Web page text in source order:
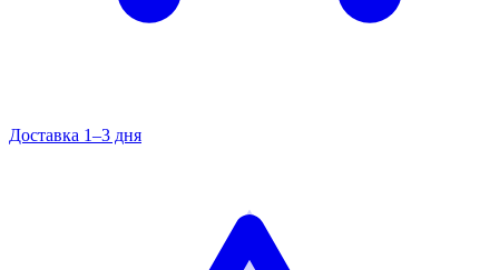
Доставка 1–3 дня